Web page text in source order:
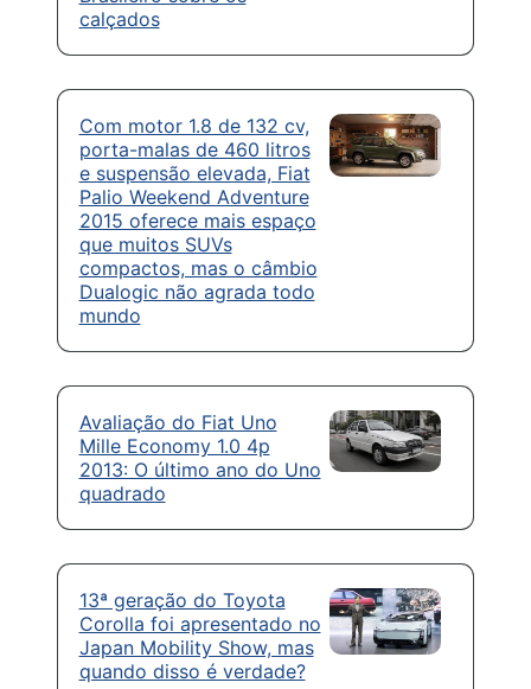
calçados
Com motor 1.8 de 132 cv,
porta-malas de 460 litros
e suspensão elevada, Fiat
Palio Weekend Adventure
2015 oferece mais espaço
que muitos SUVs
compactos, mas o câmbio
Dualogic não agrada todo
mundo
Avaliação do Fiat Uno
Mille Economy 1.0 4p
2013: O último ano do Uno
quadrado
13ª geração do Toyota
Corolla foi apresentado no
Japan Mobility Show, mas
quando disso é verdade?